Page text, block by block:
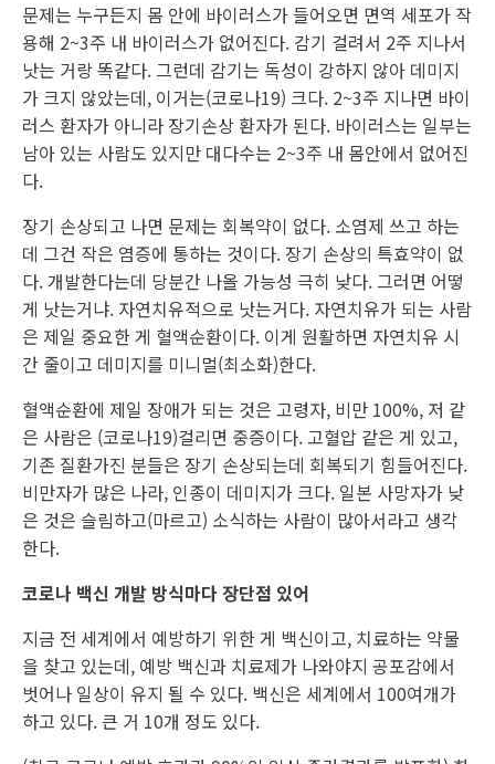
문제는 누구든지 몸 안에 바이러스가 들어오면 면역 세포가 작
용해 2~3주 내 바이러스가 없어진다. 감기 걸려서 2주 지나서
낫는 거랑 똑같다. 그런데 감기는 독성이 강하지 않아 데미지
가 크지 않았는데, 이거는(코로나19) 크다. 2~3주 지나면 바이
러스 환자가 아니라 장기손상 환자가 된다. 바이러스는 일부는
남아 있는 사람도 있지만 대다수는 2~3주 내 몸안에서 없어진
다.
장기 손상되고 나면 문제는 회복약이 없다. 소염제 쓰고 하는
데 그건 작은 염증에 통하는 것이다. 장기 손상의 특효약이 없
다. 개발한다는데 당분간 나올 가능성 극히 낮다. 그러면 어떻
게 낫는거냐. 자연치유적으로 낫는거다. 자연치유가 되는 사람
은 제일 중요한 게 혈액순환이다. 이게 원활하면 자연치유 시
간 줄이고 데미지를 미니멀(최소화)한다.
혈액순환에 제일 장애가 되는 것은 고령자, 비만 100%, 저 같
은 사람은 (코로나19)걸리면 중증이다. 고혈압 같은 게 있고,
기존 질환가진 분들은 장기 손상되는데 회복되기 힘들어진다.
비만자가 많은 나라, 인종이 데미지가 크다. 일본 사망자가 낮
은 것은 슬림하고(마르고) 소식하는 사람이 많아서라고 생각
한다.
코로나 백신 개발 방식마다 장단점 있어
지금 전 세계에서 예방하기 위한 게 백신이고, 치료하는 약물
을 찾고 있는데, 예방 백신과 치료제가 나와야지 공포감에서
벗어나 일상이 유지 될 수 있다. 백신은 세계에서 100여개가
하고 있다. 큰 거 10개 정도 있다.